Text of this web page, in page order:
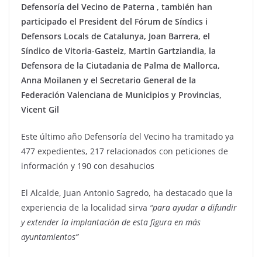
Defensoría del Vecino de Paterna , también han
participado el President del Fórum de Síndics i
Defensors Locals de Catalunya, Joan Barrera, el
Síndico de Vitoria-Gasteiz, Martin Gartziandia, la
Defensora de la Ciutadania de Palma de Mallorca,
Anna Moilanen y el Secretario General de la
Federación Valenciana de Municipios y Provincias,
Vicent Gil
Este último año Defensoría del Vecino ha tramitado ya
477 expedientes, 217 relacionados con peticiones de
información y 190 con desahucios
El Alcalde, Juan Antonio Sagredo, ha destacado que la
experiencia de la localidad sirva “para ayudar a difundir
y extender la implantación de esta figura en más
ayuntamientos”